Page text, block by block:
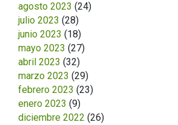
agosto 2023 (24)
julio 2023 (28)
junio 2023 (18)
mayo 2023 (27)
abril 2023 (32)
marzo 2023 (29)
febrero 2023 (23)
enero 2023 (9)
diciembre 2022 (26)